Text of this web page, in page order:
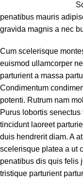
penatibus mauris
gravida magnis a nec
Cum scelerisque
euismod ullamcorper
parturient a massa
Condimentum
potenti. Rutrum nam
Purus lobortis
tincidunt laoreet
duis hendrerit diam. A
scelerisque platea a ut
penatibus dis quis felis
tristique parturient